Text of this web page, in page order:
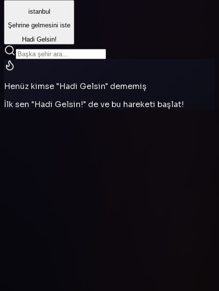
istanbul
Şehrine gelmesini iste
Hadi Gelsin!
Henüz kimse "Hadi Gelsin" dememiş
İlk sen "Hadi Gelsin!" de ve bu hareketi başlat!